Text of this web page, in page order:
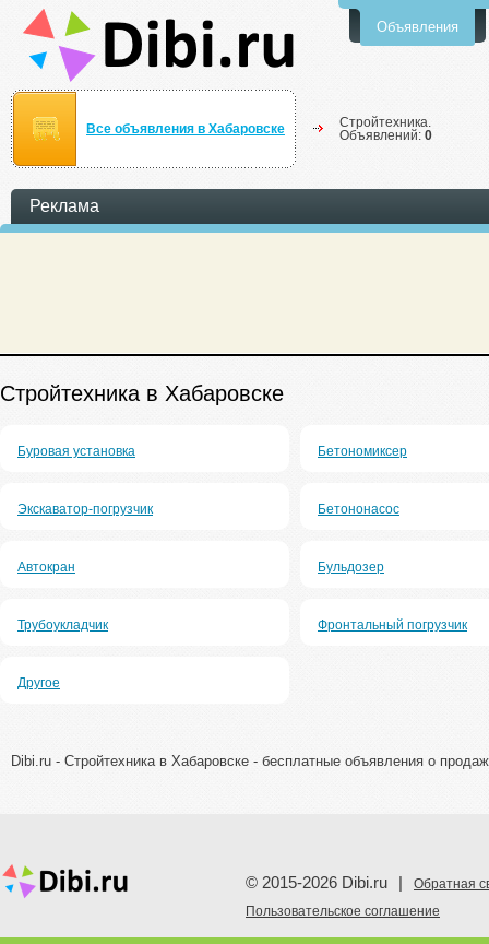
Объявления
Все объявления в Хабаровске
Стройтехника.
Объявлений: 0
Реклама
Стройтехника в Хабаровске
Буровая установка Бетономиксер
Экскаватор-погрузчик Бетононасос
Автокран Бульдозер
Трубоукладчик Фронтальный погрузчик
Другое
Dibi.ru - Стройтехника в Хабаровске - бесплатные объявления о
© 2015-2026 Dibi.ru
Обратная
Пoльзовательское соглашение